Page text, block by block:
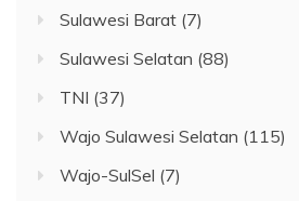
Sulawesi Barat (7)
Sulawesi Selatan (88)
TNI (37)
Wajo Sulawesi Selatan (115)
Wajo-SulSel (7)